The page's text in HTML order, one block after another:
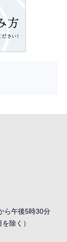
ら午後5時30分
除く）